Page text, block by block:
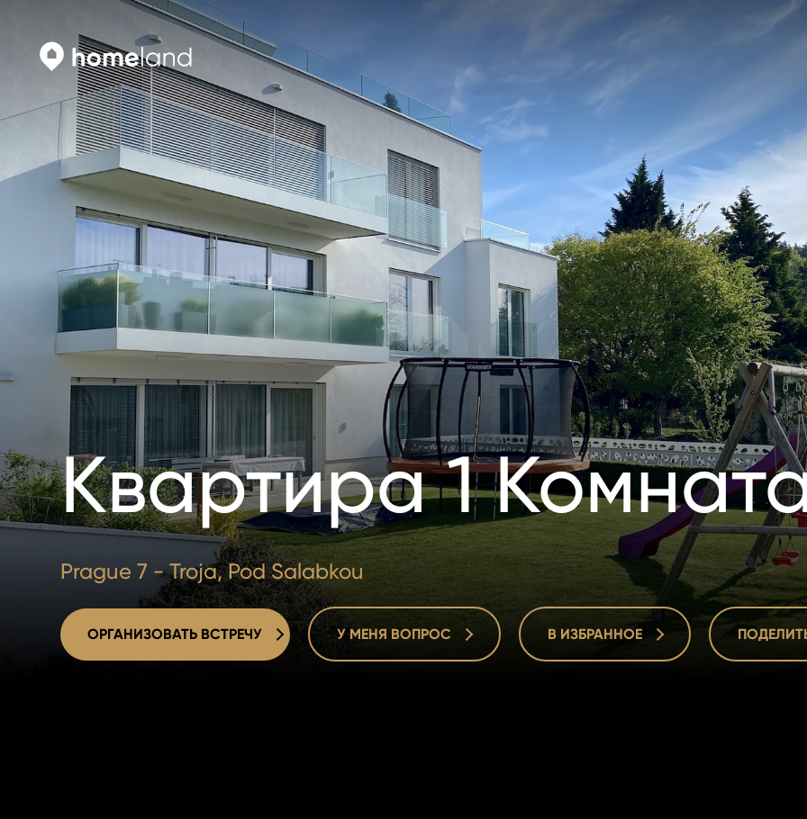
Квартира 1
Prague 7 - Troja, Pod Salabkou
ОРГАНИЗОВАТЬ ВСТРЕЧУ У МЕНЯ ВОПРОС В ИЗБРАННОЕ
Vyhledat